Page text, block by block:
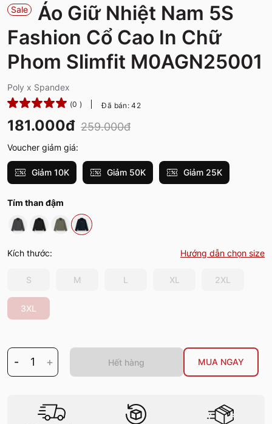
Sale
Áo Giữ Nhiệt Nam 5S
Fashion Cổ Cao In Chữ
Phom Slimfit M0AGN25001
Poly x Spandex
(0 ) Đã bán: 42
181.000đ 259.000đ
Voucher giảm giá:
Giảm 10K Giảm 50K Giảm 25K
Tím than đậm
Kích thước: Hướng dẫn chọn size
S M L XL 2XL
3XL
- 1 + Hết hàng MUA NGAY